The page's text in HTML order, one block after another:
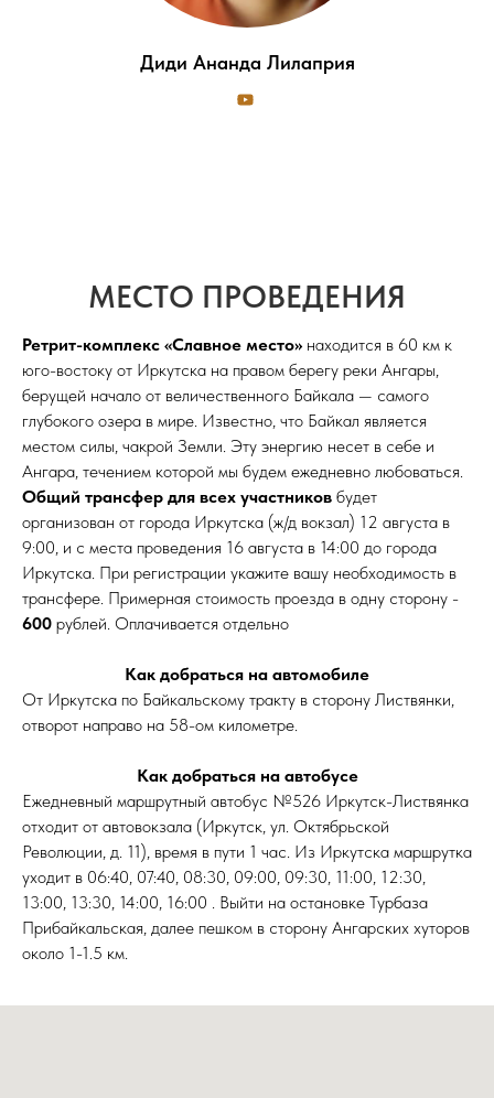
Диди Ананда Лилаприя
МЕСТО ПРОВЕДЕНИЯ
Ретрит-комплекс «Славное место» находится в 60 км к
юго-востоку от Иркутска на правом берегу реки Ангары,
берущей начало от величественного Байкала — самого
глубокого озера в мире. Известно, что Байкал является
местом силы, чакрой Земли. Эту энергию несет в себе и
Ангара, течением которой мы будем ежедневно любоваться.
Общий трансфер для всех участников будет
организован от города Иркутска (ж/д вокзал) 12 августа в
9:00, и с места проведения 16 августа в 14:00 до города
Иркутска. При регистрации укажите вашу необходимость в
трансфере. Примерная стоимость проезда в одну сторону -
600 рублей. Оплачивается отдельно
Как добраться на автомобиле
От Иркутска по Байкальскому тракту в сторону Листвянки,
отворот направо на 58-ом километре.
Как добраться на автобусе
Ежедневный маршрутный автобус №526 Иркутск-Листвянка
отходит от автовокзала (Иркутск, ул. Октябрьской
Революции, д. 11), время в пути 1 час. Из Иркутска маршрутка
уходит в 06:40, 07:40, 08:30, 09:00, 09:30, 11:00, 12:30,
13:00, 13:30, 14:00, 16:00 . Выйти на остановке Турбаза
Прибайкальская, далее пешком в сторону Ангарских хуторов
около 1-1.5 км.